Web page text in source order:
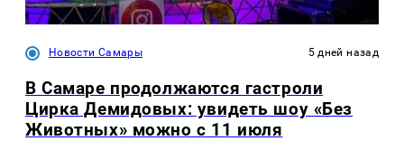
Новости Самары 5 дней назад
В Самаре продолжаются гастроли
Цирка Демидовых: увидеть шоу «Без
Животных» можно с 11 июля